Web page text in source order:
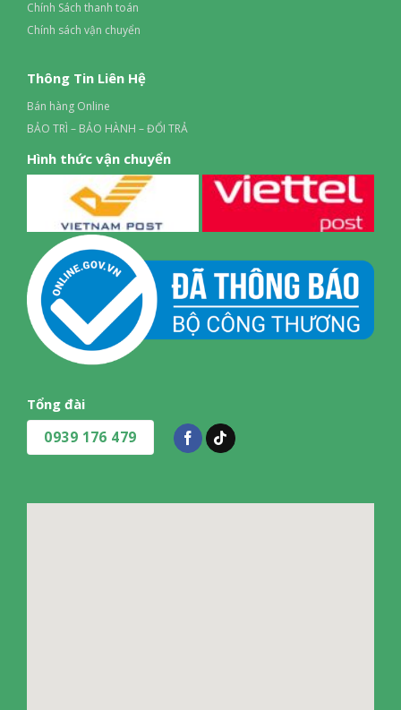
Chính Sách thanh toán
Chính sách vận chuyển
Thông Tin Liên Hệ
Bán hàng Online
BẢO TRÌ – BẢO HÀNH – ĐỔI TRẢ
Hình thức vận chuyển
Tổng đài
0939 176 479